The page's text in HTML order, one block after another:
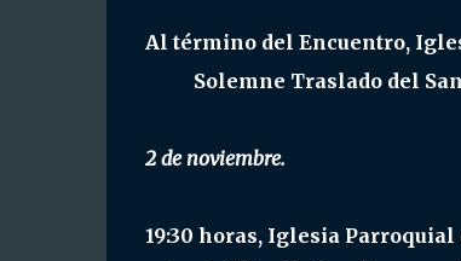
Al término del Encuentro,
Solemne Traslado del
2 de noviembre.
19:30 horas, Iglesia Parroquial